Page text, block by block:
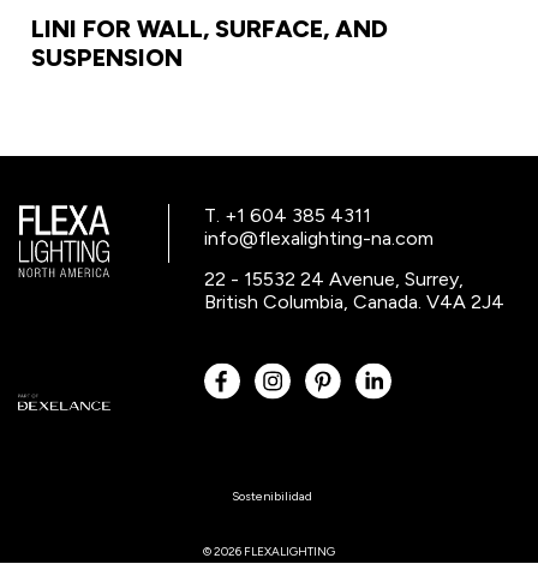
LINI FOR WALL, SURFACE, AND
SUSPENSION
T. +1 604 385 4311
info@flexalighting-na.com
22 - 15532 24 Avenue, Surrey,
British Columbia, Canada. V4A 2J4
Sostenibilidad
© 2026 FLEXALIGHTING